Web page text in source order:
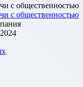
с общественностью
с общественностью